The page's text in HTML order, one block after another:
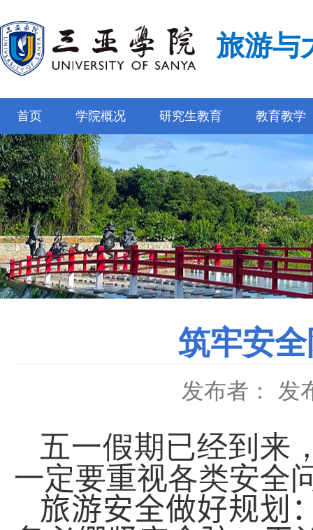
旅游与
首页 学院概况 研究生教育 教育教学
筑牢安
发布者： 发
五一假期已经到来
一定要重视各类安全
旅游安全做好规划